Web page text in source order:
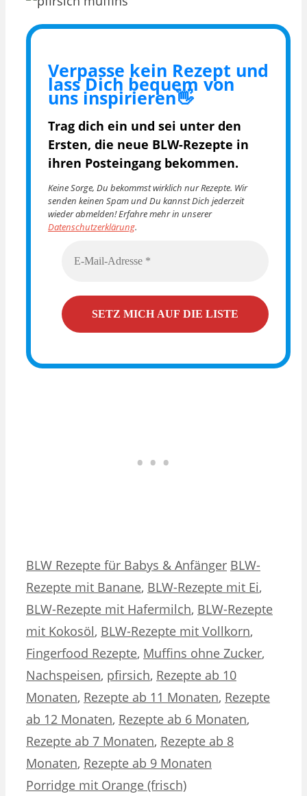
Verpasse kein Rezept und
lass Dich bequem von
uns inspirieren👋
Trag dich ein und sei unter den
Ersten, die neue BLW-Rezepte in
ihren Posteingang bekommen.
Keine Sorge, Du bekommst wirklich nur Rezepte. Wir
senden keinen Spam und Du kannst Dich jederzeit
wieder abmelden! Erfahre mehr in unserer
Datenschutzerklärung.
Kategorien
BLW Rezepte für Babys & Anfänger Schlagwörter
BLW-
Rezepte mit Banane, BLW-Rezepte mit Ei,
BLW-Rezepte mit Hafermilch, BLW-Rezepte
mit Kokosöl, BLW-Rezepte mit Vollkorn,
Fingerfood Rezepte, Muffins ohne Zucker,
Nachspeisen, pfirsich, Rezepte ab 10
Monaten, Rezepte ab 11 Monaten, Rezepte
ab 12 Monaten, Rezepte ab 6 Monaten,
Rezepte ab 7 Monaten, Rezepte ab 8
Monaten, Rezepte ab 9 Monaten
Porridge mit Orange (frisch)